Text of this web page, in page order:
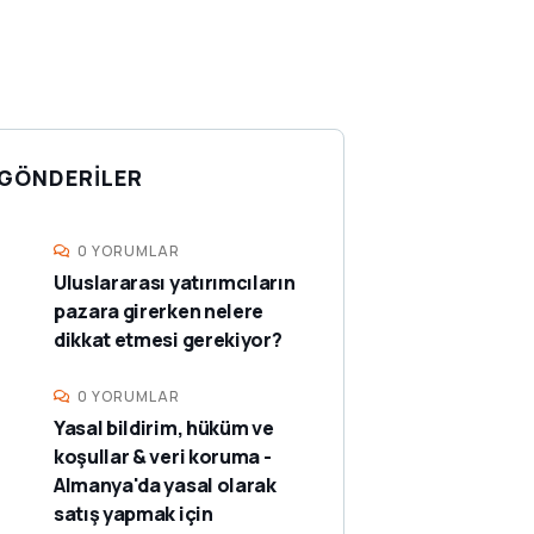
0 YORUMLAR
Uluslararası yatırımcıların
pazara girerken nelere
dikkat etmesi gerekiyor?
0 YORUMLAR
Yasal bildirim, hüküm ve
koşullar & veri koruma -
Almanya'da yasal olarak
satış yapmak için